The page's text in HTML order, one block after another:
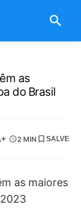
as
do Brasil
2 MIN SALVE